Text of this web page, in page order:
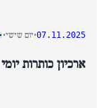
07.11.2025
•יום שישי•
ארכיון כותרות יומי